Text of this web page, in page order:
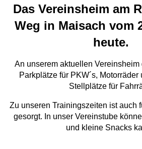
Das Vereinsheim am
Weg in Maisach vom
heute.
An unserem aktuellen Vereinsheim
Parkplätze für PKW´s,
Stellplätze für
Zu unseren Trainingszeiten ist auch
gesorgt. In unser Vereinstube
und kleine Snacks